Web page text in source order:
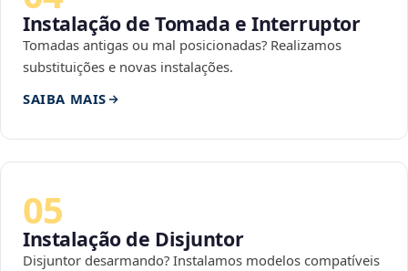
Instalação de Tomada e Interruptor
Tomadas antigas ou mal posicionadas? Realizamos
substituições e novas instalações.
SAIBA MAIS
05
Instalação de Disjuntor
Disjuntor desarmando? Instalamos modelos compatíveis